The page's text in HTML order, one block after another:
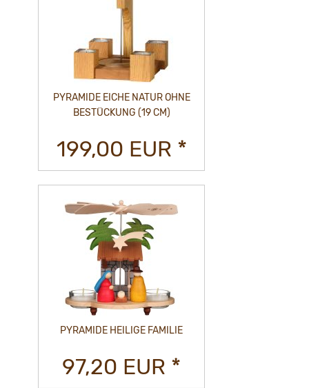
PYRAMIDE EICHE NATUR OHNE
BESTÜCKUNG (19 CM)
199,00 EUR *
PYRAMIDE HEILIGE FAMILIE
97,20 EUR *